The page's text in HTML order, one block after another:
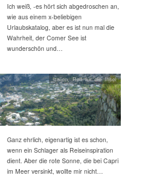
Ich weiß, -es hört sich abgedroschen an,
wie aus einem x-beliebigen
Urlaubskatalog, aber es ist nun mal die
Wahrheit, der Comer See ist
wunderschön und…
Italien,Reif für die Insel
Ganz ehrlich, eigenartig ist es schon,
wenn ein Schlager als Reiseinspiration
dient. Aber die rote Sonne, die bei Capri
im Meer versinkt, wollte mir nicht…